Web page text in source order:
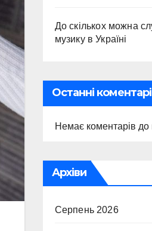
До скількох можна
музику в Україні
Останні коментарі
Немає коментарів до
Архіви
Серпень 2026